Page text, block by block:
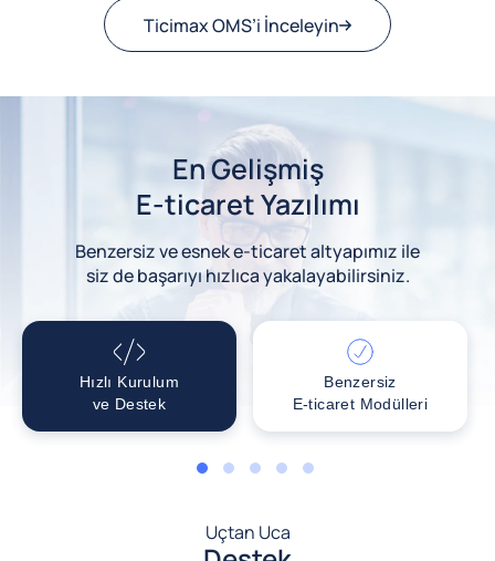
Ticimax OMS’i İnceleyin
En Gelişmiş
E-ticaret Yazılımı
Benzersiz ve esnek e-ticaret altyapımız ile
siz de başarıyı hızlıca yakalayabilirsiniz.
Hızlı Kurulum
ve Destek
Benzersiz
E-ticaret Modülleri
1 2 3 4 5
Uçtan Uca